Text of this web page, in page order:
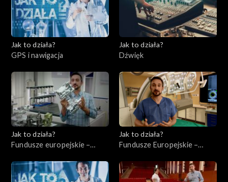
Jak to działa?
GPS i nawigacja
Jak to działa?
Dźwięk
Jak to działa?
Fundusze europejskie –
przedsiębiorstw
Jak to działa?
Fundusze Europejskie –